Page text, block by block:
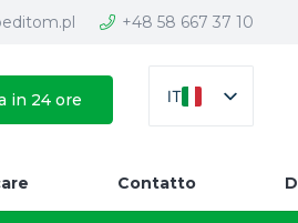
+48 58 667 37 10
in 24 ore IT
Contatto